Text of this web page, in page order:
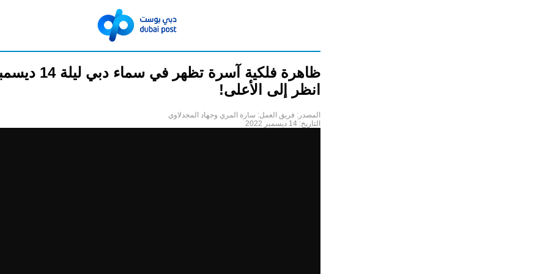
ظاهرة فلكية آسرة تظهر في سماء
انظر إلى الأعلى!
المصدر: فريق العمل: سارة المري وجهاد المجدلاوي
التاريخ: 14 ديسمبر 2022